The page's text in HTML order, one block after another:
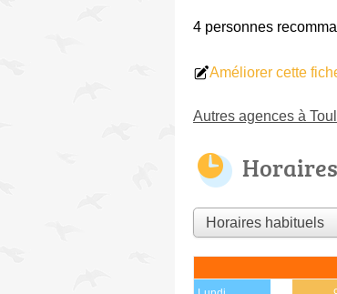
4 personnes
Améliorer cette
Autres agences à
Horaires